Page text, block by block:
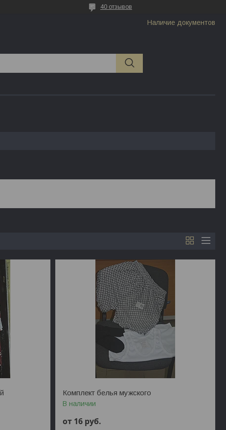
40 отзывов
Наличие документов
Комплект белья мужского
В наличии
от 16 руб.